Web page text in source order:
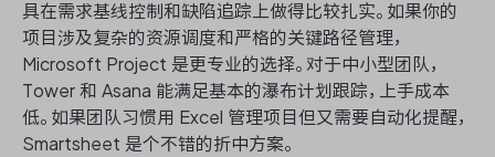
具在需求基线控制和缺陷追踪上做得比较扎实。如果你的
项目涉及复杂的资源调度和严格的关键路径管理，
Microsoft Project 是更专业的选择。对于中小型团队，
Tower 和 Asana 能满足基本的瀑布计划跟踪，上手成本
低。如果团队习惯用 Excel 管理项目但又需要自动化提醒，
Smartsheet 是个不错的折中方案。